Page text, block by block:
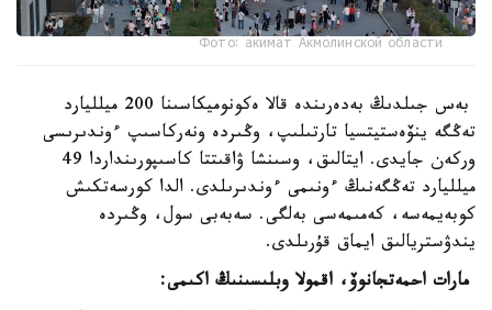
Фото: акимат Акмолинской области
بەس جىلدىڭ بەدەرىندە قالا ەكونوميكاسىنا 200 ميلليارد
تەڭگە ينۆەستيتسيا تارتىلىپ، وڭىردە ونەركاسىپ ءوندىرىسى
وركەن جايدى. ايتالىق، وسىنشا ۋاقىتتا كاسىپورىنداردا 49
ميلليارد تەڭگەنىڭ ءونىمى ءوندىرىلدى. الدا كورسەتكىش
كوبەيمەسە، كەمىمەسى بەلگى. سەبەبى سول، وڭىردە
يندۋستريالىق ايماق قۇرىلدى.
مارات احمەتجانوۆ، اقمولا وبلىسىنىڭ اكىمى: